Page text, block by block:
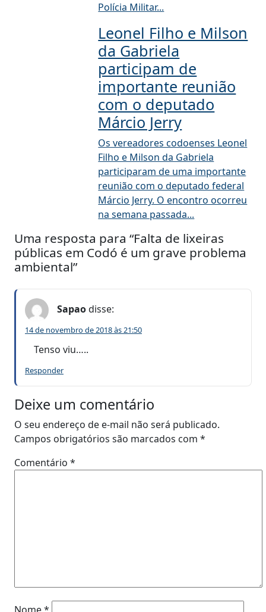
Polícia Militar...
Leonel Filho e Milson
da Gabriela
participam de
importante reunião
com o deputado
Márcio Jerry
Os vereadores codoenses Leonel
Filho e Milson da Gabriela
participaram de uma importante
reunião com o deputado federal
Márcio Jerry. O encontro ocorreu
na semana passada...
Uma resposta para “Falta de lixeiras
públicas em Codó é um grave problema
ambiental”
Sapaodisse:
14 de novembro de 2018 às 21:50
Tenso viu…..
Responder
Deixe um comentário
O seu endereço de e-mail não será publicado.
Campos obrigatórios são marcados com *
Comentário *